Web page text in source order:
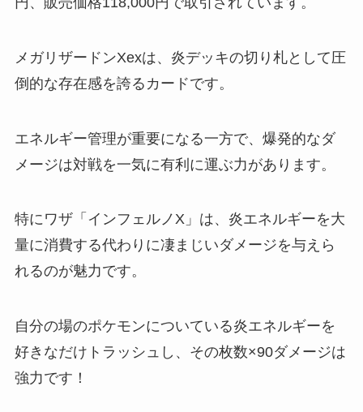
メガリザードンXexは、炎デッキの切り札として圧
倒的な存在感を誇るカードです。
エネルギー管理が重要になる一方で、爆発的なダ
メージは対戦を一気に有利に運ぶ力があります。
特にワザ「インフェルノX」は、炎エネルギーを大
量に消費する代わりに凄まじいダメージを与えら
れるのが魅力です。
自分の場のポケモンについている炎エネルギーを
好きなだけトラッシュし、その枚数×90ダメージは
強力です！